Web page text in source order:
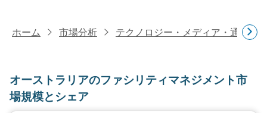
ホーム 市場分析 テクノロジー・メディア・通信研
オーストラリアのファシリティマネジメント市
場規模とシェア